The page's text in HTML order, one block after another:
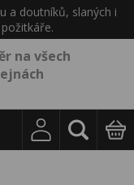
a doutníků, slaných i
na všech